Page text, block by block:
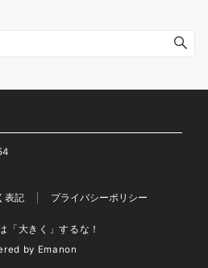
表記 プライバシーポリシー
「大きく」するな！
by Emanon